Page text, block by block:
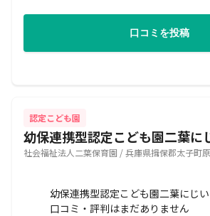
口コミを投稿
認定こども園
幼保連携型認定こども園二葉に
社会福祉法人二葉保育園 / 兵庫県揖保郡太子町
幼保連携型認定こども園二葉にじ
口コミ・評判はまだありません